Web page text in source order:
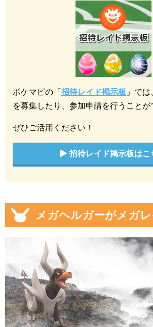
ポケマピの「招待レイド掲示板 」で
を募集したり、参加申請を行うことが
ぜひご活用ください！
招待レイド掲示板はこ
メガヘルガーがメガ